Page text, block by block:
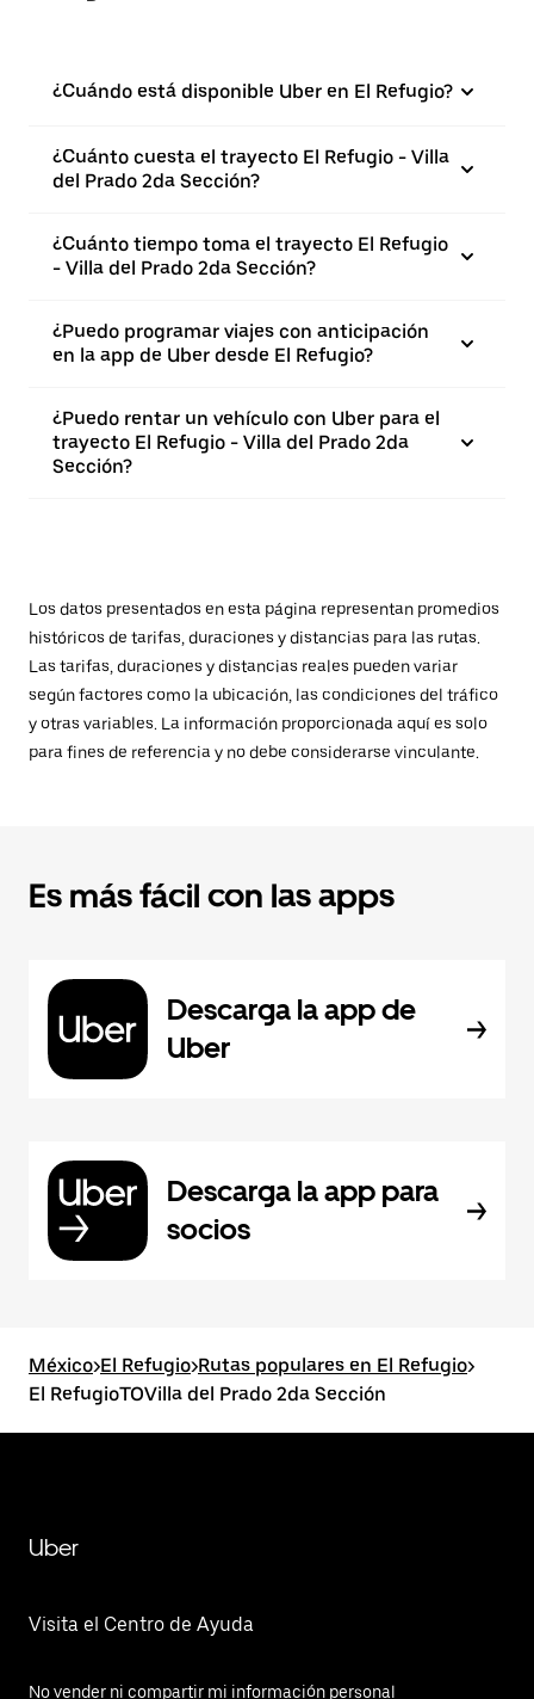
¿Cuándo está disponible Uber en El Refugio?
¿Cuánto cuesta el trayecto El Refugio - Villa
del Prado 2da Sección?
¿Cuánto tiempo toma el trayecto El Refugio
- Villa del Prado 2da Sección?
¿Puedo programar viajes con anticipación
en la app de Uber desde El Refugio?
¿Puedo rentar un vehículo con Uber para el
trayecto El Refugio - Villa del Prado 2da
Sección?
Los datos presentados en esta página representan promedios
históricos de tarifas, duraciones y distancias para las rutas.
Las tarifas, duraciones y distancias reales pueden variar
según factores como la ubicación, las condiciones del tráfico
y otras variables. La información proporcionada aquí es solo
para fines de referencia y no debe considerarse vinculante.
Es más fácil con las apps
Descarga la app de
Uber
Descarga la app para
socios
México>El Refugio>Rutas populares en El Refugio>
El RefugioTOVilla del Prado 2da Sección
Uber
Visita el Centro de Ayuda
No vender ni compartir mi información personal